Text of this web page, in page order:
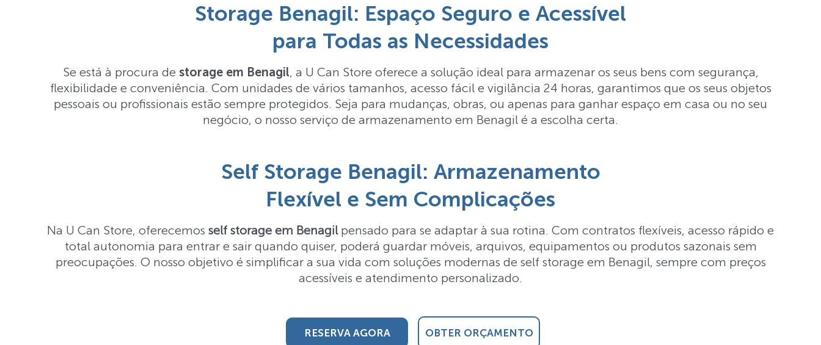
Storage Benagil: Espaço Seguro e Acessível
para Todas as Necessidades
Se está à procura de storage em Benagil, a U Can Store oferece a solução ideal para armazenar os seus bens com segurança,
flexibilidade e conveniência. Com unidades de vários tamanhos, acesso fácil e vigilância 24 horas, garantimos que os seus objetos
pessoais ou profissionais estão sempre protegidos. Seja para mudanças, obras, ou apenas para ganhar espaço em casa ou no seu
negócio, o nosso serviço de armazenamento em Benagil é a escolha certa.
Self Storage Benagil: Armazenamento
Flexível e Sem Complicações
Na U Can Store, oferecemos self storage em Benagil pensado para se adaptar à sua rotina. Com contratos flexíveis, acesso rápido e
total autonomia para entrar e sair quando quiser, poderá guardar móveis, arquivos, equipamentos ou produtos sazonais sem
preocupações. O nosso objetivo é simplificar a sua vida com soluções modernas de self storage em Benagil, sempre com preços
acessíveis e atendimento personalizado.
RESERVA AGORA OBTER ORÇAMENTO